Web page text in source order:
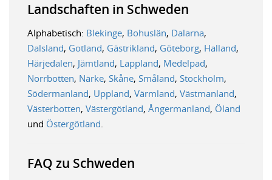
Landschaften in Schweden
Alphabetisch: Blekinge, Bohuslän, Dalarna,
Dalsland, Gotland, Gästrikland, Göteborg, Halland,
Härjedalen, Jämtland, Lappland, Medelpad,
Norrbotten, Närke, Skåne, Småland, Stockholm,
Södermanland, Uppland, Värmland, Västmanland,
Västerbotten, Västergötland, Ångermanland, Öland
und Östergötland.
FAQ zu Schweden